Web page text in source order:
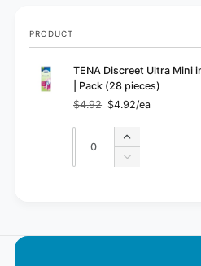
Your
cart
PRODUCT
TENA Discreet Ultra Mini
| Pack (28 pieces)
Regular
price
$4.92
Sale
price
$4.92/ea
Quantity
Increase
quantity
Decrease
a